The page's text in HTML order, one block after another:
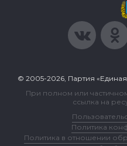
© 2005-2026, Партия
При полном или
ссылка на
Политика
Политика в отношении